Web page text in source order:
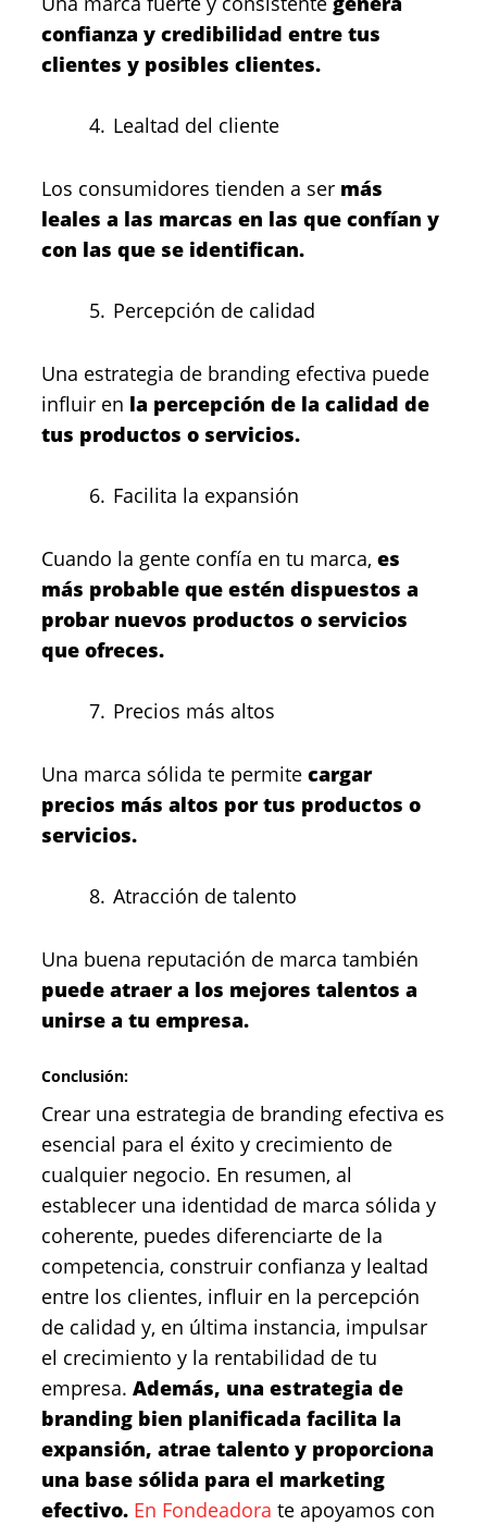
confianza y credibilidad entre tus
clientes y posibles clientes.
Lealtad del cliente
Los consumidores tienden a ser más
leales a las marcas en las que confían y
con las que se identifican.
Percepción de calidad
Una estrategia de branding efectiva puede
influir en la percepción de la calidad de
tus productos o servicios.
Facilita la expansión
Cuando la gente confía en tu marca, es
más probable que estén dispuestos a
probar nuevos productos o servicios
que ofreces.
Precios más altos
Una marca sólida te permite cargar
precios más altos por tus productos o
servicios.
Atracción de talento
Una buena reputación de marca también
puede atraer a los mejores talentos a
unirse a tu empresa.
Conclusión:
Crear una estrategia de branding efectiva es
esencial para el éxito y crecimiento de
cualquier negocio. En resumen, al
establecer una identidad de marca sólida y
coherente, puedes diferenciarte de la
competencia, construir confianza y lealtad
entre los clientes, influir en la percepción
de calidad y, en última instancia, impulsar
el crecimiento y la rentabilidad de tu
empresa. Además, una estrategia de
branding bien planificada facilita la
expansión, atrae talento y proporciona
una base sólida para el marketing
efectivo. En Fondeadora te apoyamos con